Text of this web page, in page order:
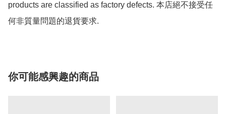
products are classified as factory defects. 本店絕不接受任
何非質量問題的退貨要求.
你可能感興趣的商品